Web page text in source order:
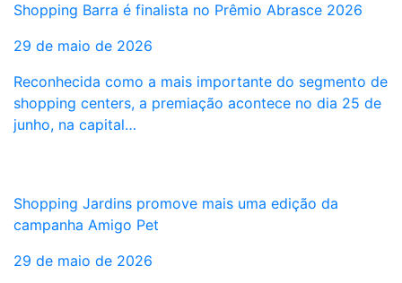
Shopping Barra é finalista no Prêmio Abrasce 2026
29 de maio de 2026
Reconhecida como a mais importante do segmento de
shopping centers, a premiação acontece no dia 25 de
junho, na capital…
Shopping Jardins promove mais uma edição da
campanha Amigo Pet
29 de maio de 2026